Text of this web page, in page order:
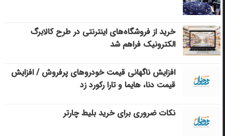
خرید از فروشگاه‌های اینترنتی در طرح کالابرگ
الکترونیک فراهم شد
افزایش ناگهانی قیمت خودروهای پرفروش / افزایش
قیمت دنا، هایما و تارا رکورد زد
نکات ضروری برای خرید بلیط چارتر